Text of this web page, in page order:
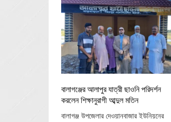
বালাগঞ্জের আলাপুর যাত্রী ছাওনি পরিদর্শন
করলেন শিক্ষানুরাগী আব্দুল মতিন
বালাগঞ্জ উপজেলার দেওয়ানবাজার ইউনিয়নের